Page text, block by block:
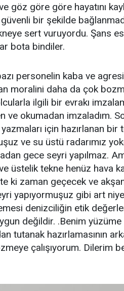
ve göz göre göre hayatını
bir şekilde
sert vuruyordu. Şans
bota bindiler.
personelin kaba ve
moralini daha da çok
ilgili bir evrakı
ve okumadan imzaladım.
için hazırlanan bir
ve su üstü radarımız
gece seyri yapılmaz.
üstelik tekne henüz hava
ki zaman geçecek ve
yapıyormuşuz gibi art
denizciliğin etik
değildir. .Benim
tutanak hazırlamasının
çalışıyorum. Dilerim